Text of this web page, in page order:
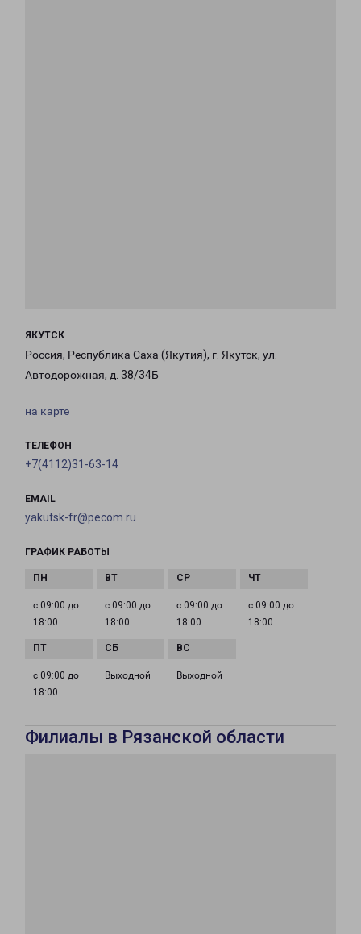
ЯКУТСК
Россия, Республика Саха (Якутия), г. Якутск, ул.
Автодорожная, д. 38/34Б
на карте
ТЕЛЕФОН
+7(4112)31-63-14
EMAIL
yakutsk-fr@pecom.ru
ГРАФИК РАБОТЫ
с 09:00 до
18:00
с 09:00 до
18:00
с 09:00 до
18:00
с 09:00 до
18:00
с 09:00 до
18:00
Выходной Выходной
Филиалы в Рязанской области